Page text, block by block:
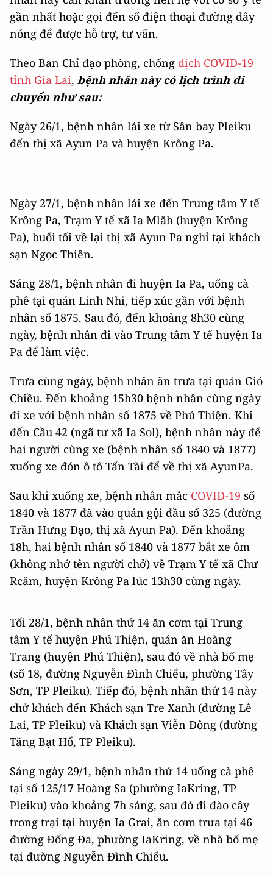
gần nhất hoặc gọi đến số điện thoại đường dây
nóng để được hỗ trợ, tư vấn.
Theo Ban Chỉ đạo phòng, chống dịch COVID-19
tỉnh Gia Lai, bệnh nhân này có lịch trình di
chuyển như sau:
Ngày 26/1, bệnh nhân lái xe từ Sân bay Pleiku
đến thị xã Ayun Pa và huyện Krông Pa.
Ngày 27/1, bệnh nhân lái xe đến Trung tâm Y tế
Krông Pa, Trạm Y tế xã Ia Mlăh (huyện Krông
Pa), buổi tối về lại thị xã Ayun Pa nghỉ tại khách
sạn Ngọc Thiên.
Sáng 28/1, bệnh nhân đi huyện Ia Pa, uống cà
phê tại quán Linh Nhi, tiếp xúc gần với bệnh
nhân số 1875. Sau đó, đến khoảng 8h30 cùng
ngày, bệnh nhân đi vào Trung tâm Y tế huyện Ia
Pa để làm việc.
Trưa cùng ngày, bệnh nhân ăn trưa tại quán Gió
Chiều. Đến khoảng 15h30 bệnh nhân cùng ngày
đi xe với bệnh nhân số 1875 về Phú Thiện. Khi
đến Cầu 42 (ngã tư xã Ia Sol), bệnh nhân này để
hai người cùng xe (bệnh nhân số 1840 và 1877)
xuống xe đón ô tô Tấn Tài để về thị xã AyunPa.
Sau khi xuống xe, bệnh nhân mắc COVID-19 số
1840 và 1877 đã vào quán gội đầu số 325 (đường
Trần Hưng Đạo, thị xã Ayun Pa). Đến khoảng
18h, hai bệnh nhân số 1840 và 1877 bắt xe ôm
(không nhớ tên người chở) về Trạm Y tế xã Chư
Rcăm, huyện Krông Pa lúc 13h30 cùng ngày.
Tối 28/1, bệnh nhân thứ 14 ăn cơm tại Trung
tâm Y tế huyện Phú Thiện, quán ăn Hoàng
Trang (huyện Phú Thiện), sau đó về nhà bố mẹ
(số 18, đường Nguyễn Đình Chiểu, phường Tây
Sơn, TP Pleiku). Tiếp đó, bệnh nhân thứ 14 này
chở khách đến Khách sạn Tre Xanh (đường Lê
Lai, TP Pleiku) và Khách sạn Viễn Đông (đường
Tăng Bạt Hổ, TP Pleiku).
Sáng ngày 29/1, bệnh nhân thứ 14 uống cà phê
tại số 125/17 Hoàng Sa (phường IaKring, TP
Pleiku) vào khoảng 7h sáng, sau đó đi đào cây
trong trại tại huyện Ia Grai, ăn cơm trưa tại 46
đường Đống Đa, phường IaKring, về nhà bố mẹ
tại đường Nguyễn Đình Chiểu.